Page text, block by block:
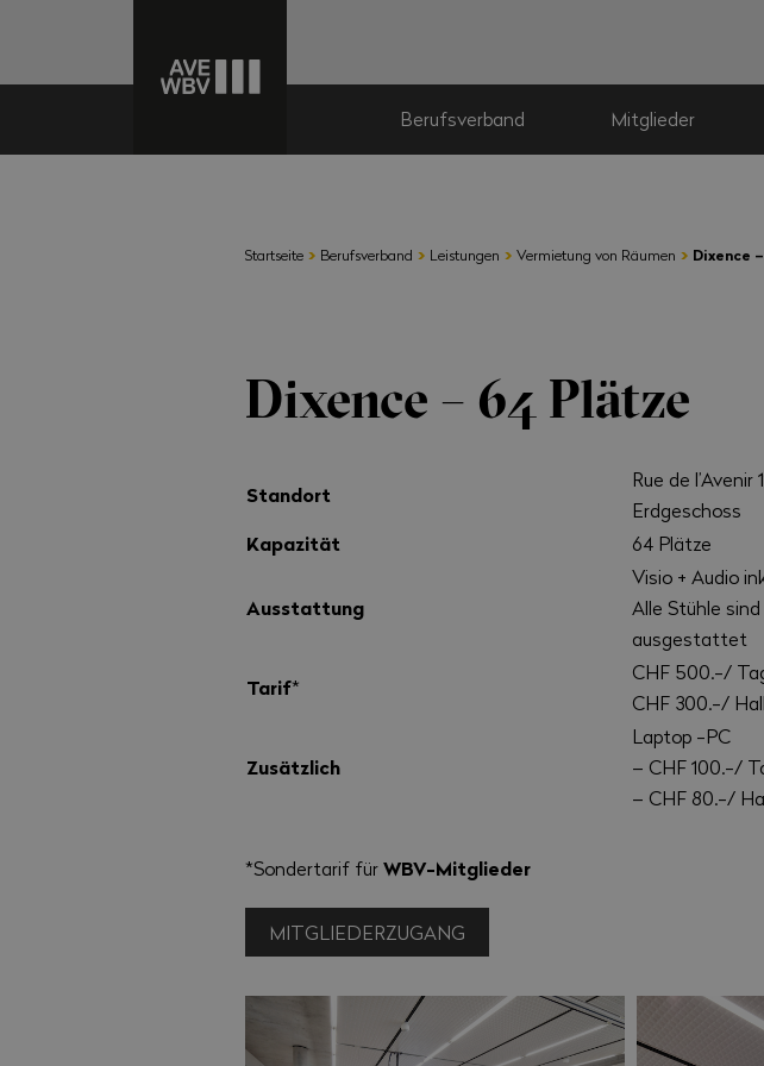
Berufsverband Mitglieder
Startseite › Berufsverband › Leistungen › Vermietung von Räumen › Dixence
Dixence – 64 Plätze
Standort
Rue de l’Avenir
Erdgeschoss
Kapazität 64 Plätze
Ausstattung
Visio + Audio
Alle Stühle
ausgestattet
Tarif*
CHF 500.-/
CHF 300.-/
Zusätzlich
Laptop -PC
– CHF 100.-/
– CHF 80.-/
*Sondertarif fürWBV-Mitglieder
MITGLIEDERZUGANG